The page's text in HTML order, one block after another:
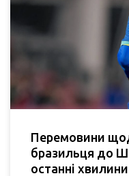
Перемовини
бразильця до
останні